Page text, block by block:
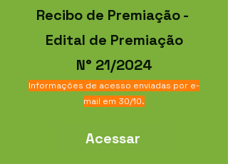
Recibo de Premiação -
Edital de Premiação
N° 21/2024
Informações de acesso enviadas por e-
mail em 30/10.
Acessar